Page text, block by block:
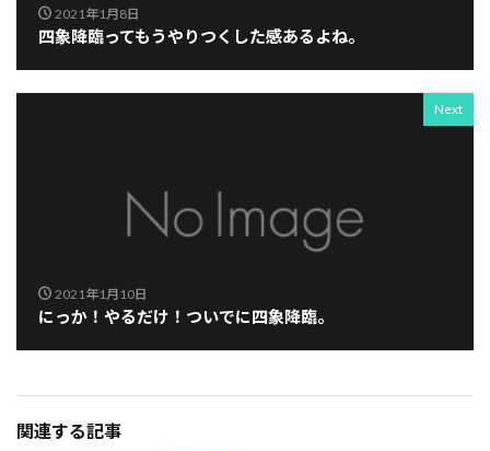
2021年1月8日
四象降臨ってもうやりつくした感あるよね。
Next
2021年1月10日
にっか！やるだけ！ついでに四象降臨。
関連する記事